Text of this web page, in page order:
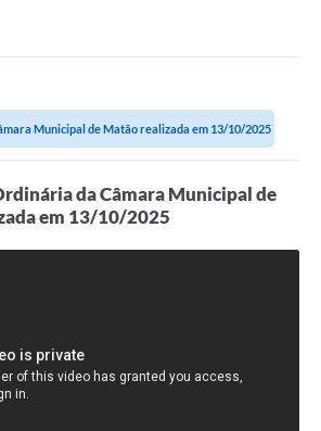
Municipal de Matão realizada em 13/10/2025
da Câmara Municipal de
em 13/10/2025